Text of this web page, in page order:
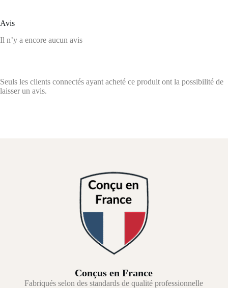
Avis
Il n’y a encore aucun avis
Seuls les clients connectés ayant acheté ce produit ont la possibilité de
laisser un avis.
Conçus en France
Fabriqués selon des standards de qualité professionnelle